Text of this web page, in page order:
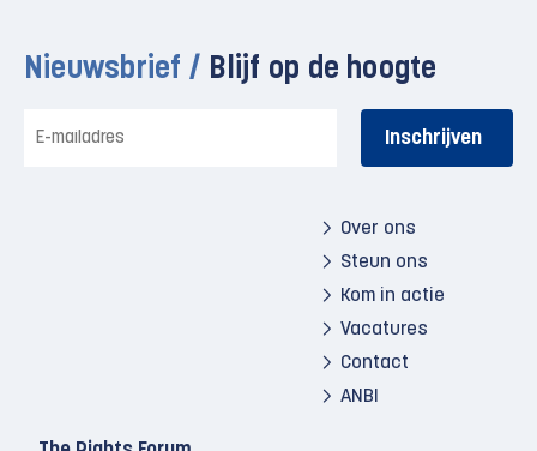
Nieuwsbrief / Blijf op de hoogte
mailadres
Over ons
Steun ons
Kom in actie
Vacatures
Contact
ANBI